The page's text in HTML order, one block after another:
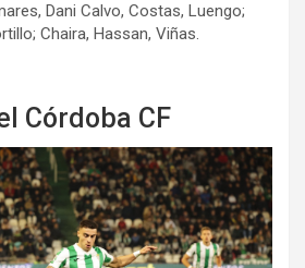
Dani Calvo, Costas, Luengo;
Chaira, Hassan, Viñas.
Córdoba CF